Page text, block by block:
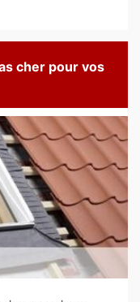
cher pour vos